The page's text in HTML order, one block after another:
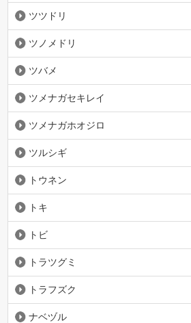
ツツドリ
ツノメドリ
ツバメ
ツメナガセキレイ
ツメナガホオジロ
ツルシギ
トウネン
トキ
トビ
トラツグミ
トラフズク
ナベヅル